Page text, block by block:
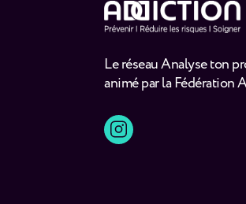
Le réseau Analyse ton
animé par la Fédération